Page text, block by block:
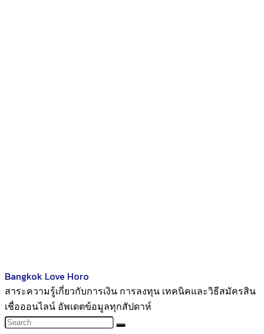
Bangkok Love Horo
สาระความรู้เกี่ยวกับการเงิน การลงทุน เทคนิคและวิธีสมัครสิน
เชื่อออนไลน์ อัพเดตข้อมูลทุกสัปดาห์